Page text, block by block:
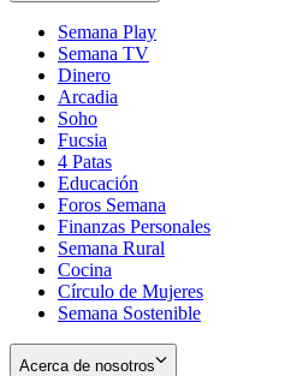
Semana Play
Semana TV
Dinero
Arcadia
Soho
in
new
window
Fucsia
in
new
window
4 Patas
Educación
Foros Semana
Finanzas Personales
Semana Rural
Cocina
Círculo de Mujeres
Semana Sostenible
Acerca de nosotros